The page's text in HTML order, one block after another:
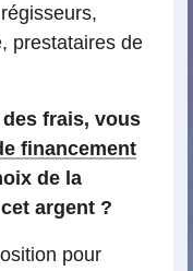
prestataires de
frais, vous
financement
de la
argent ?
pour